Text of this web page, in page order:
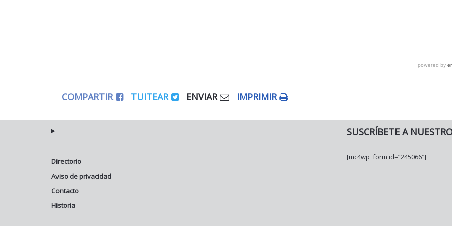
COMPARTIR TUITEAR ENVIAR IMPRIMIR
Directorio
Aviso de privacidad
Contacto
Historia
SUSCRÍBETE A
[mc4wp_form id=”245066″]